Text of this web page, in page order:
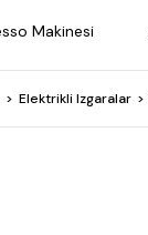
Makinesi
Elektrikli Izgaralar